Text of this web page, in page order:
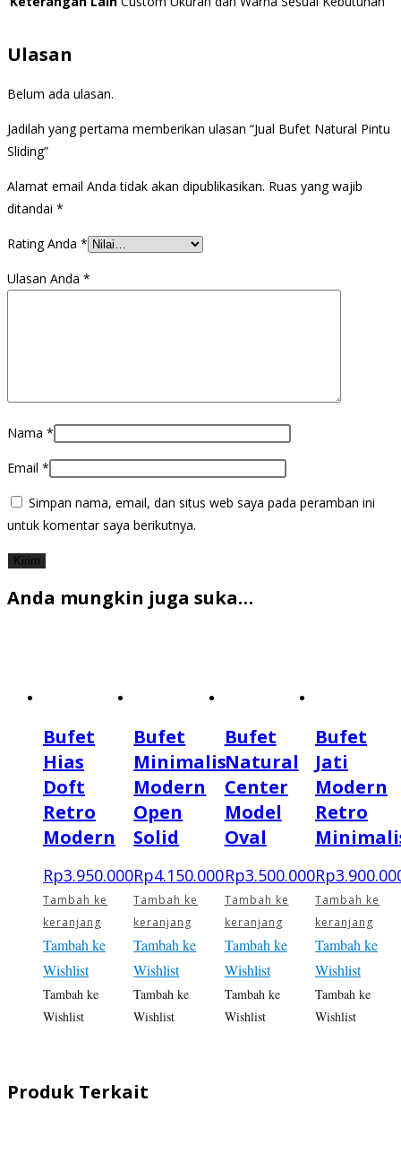
Ulasan
Belum ada ulasan.
Jadilah yang pertama memberikan ulasan “Jual Bufet Natural Pintu
Sliding”
Alamat email Anda tidak akan dipublikasikan. Ruas yang wajib
ditandai *
Rating Anda *
Ulasan Anda *
Nama *
Email *
Simpan nama, email, dan situs web saya pada peramban ini
untuk komentar saya berikutnya.
Anda mungkin juga suka…
Bufet
Hias
Doft
Retro
Modern
Rp3.950.000
Tambah ke
keranjang
Tambah ke
Wishlist
Tambah ke
Wishlist
Bufet
Minimalis
Modern
Open
Solid
Rp4.150.000
Tambah ke
keranjang
Tambah ke
Wishlist
Tambah ke
Wishlist
Bufet
Natural
Center
Model
Oval
Rp3.500.000
Tambah ke
keranjang
Tambah ke
Wishlist
Tambah ke
Wishlist
Bufet
Jati
Modern
Retro
Rp
Tambah ke
keranjang
Tambah ke
Wishlist
Tambah ke
Wishlist
Produk Terkait